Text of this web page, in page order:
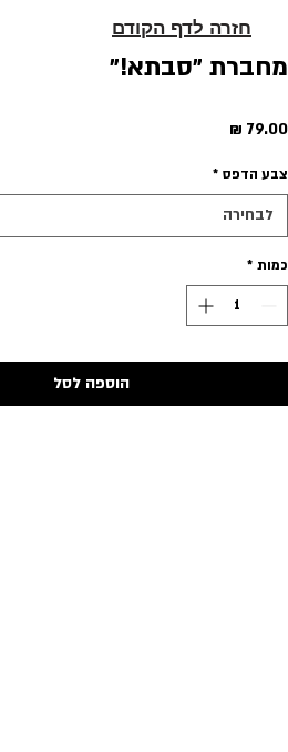
מחברת ״סבתא!״
צבע הדפס *
לבחירה
כמות *
הוספה לסל
חזרה לדף הקודם